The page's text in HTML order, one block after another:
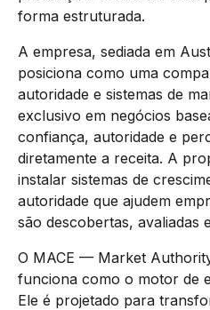
forma estruturada.
A empresa, sediada em
posiciona como uma
autoridade e sistemas de
exclusivo em negócios
confiança, autoridade e
diretamente a receita. A
instalar sistemas de
autoridade que ajudem
são descobertas, avaliadas
O MACE — Market
funciona como o motor de
Ele é projetado para